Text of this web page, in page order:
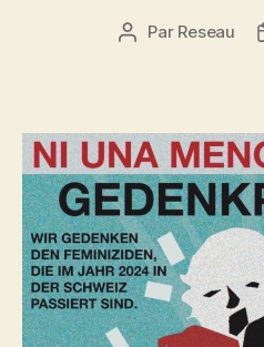
Auteur
Par Reseau